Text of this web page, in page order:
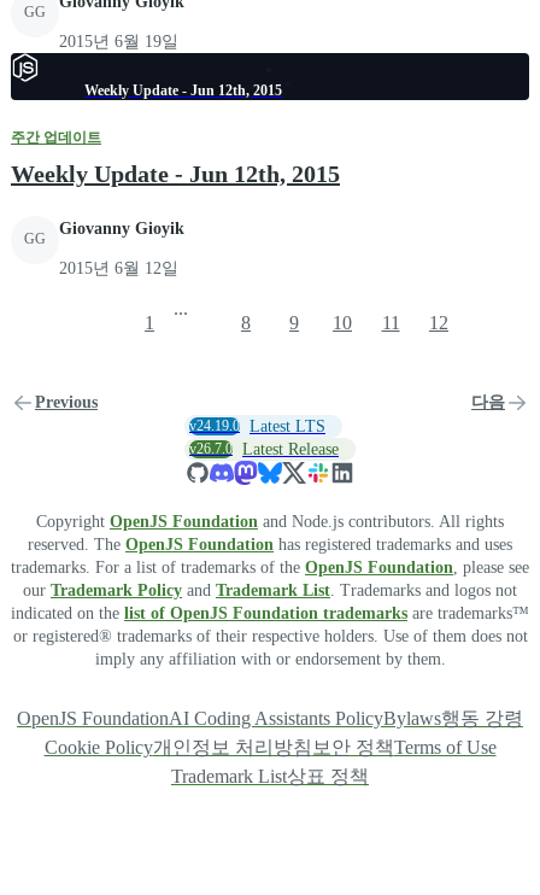
GG
2015년 6월 19일
Weekly Update - Jun 12th, 2015
주간 업데이트
Weekly Update - Jun 12th, 2015
GG
Giovanny Gioyik
2015년 6월 12일
Previous
1
...
8 9 10 11 12
다음
v24.19.0 Latest LTS
v26.7.0 Latest Release
Copyright OpenJS Foundation and Node.js contributors. All rights
reserved. The OpenJS Foundation has registered trademarks and uses
trademarks. For a list of trademarks of the OpenJS Foundation , please see
our Trademark Policy and Trademark List . Trademarks and logos not
indicated on the list of OpenJS Foundation trademarks are trademarks™
or registered® trademarks of their respective holders. Use of them does not
imply any affiliation with or endorsement by them.
OpenJS FoundationAI Coding Assistants PolicyBylaws행동 강령
Cookie Policy개인정보 처리방침 보안 정책Terms of Use
Trademark List상표 정책